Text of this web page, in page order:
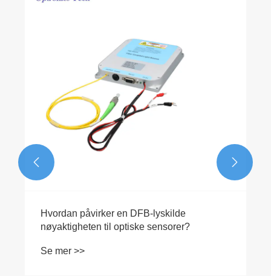
Hvordan påvirker en DFB-lyskilde
nøyaktigheten til optiske sensorer?
Se mer >>
 